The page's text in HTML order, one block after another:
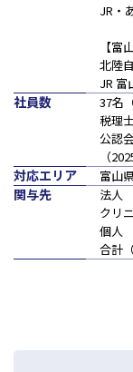
セミナー情報
お知らせ
Webマガジン
JR・
【富
北陸
JR 富
社員数
37名
税理
公認
（
対応エリア 富山
関与先
法人
クリ
個人
合計